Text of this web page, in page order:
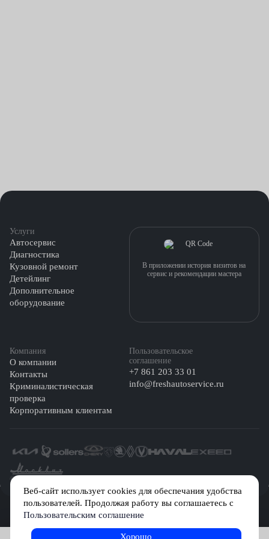
Веб-сайт использует cookies для обеспечания удобства
пользователей. Продолжая работу вы соглашаетесь с
Пользовательским соглашение
Хорошо
Услуги
Автосервис
Диагностика
Кузовной ремонт
Детейлинг
Дополнительное
оборудование
Компания
О компании
Контакты
Криминалистическая
проверка
Корпоративным клиентам
Пользовательское
соглашение
+7 861 203 33 01
info@freshautoservice.ru
В приложении история визитов на
сервис и рекомендации мастера
©️ 2026 Fresh Auto
Сетевое издание «Первый автомобильный маркетплейс» зарегистрировано
Решением Федеральной службы по надзору в сфере связи, информационных
технологий и массовых коммуникаций (Роскомнадзор) № Эл № ФС77-84512 от
29 декабря 2022 г.